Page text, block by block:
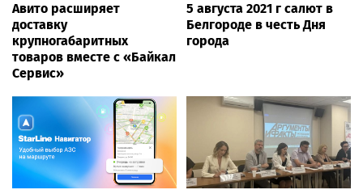
Авито расширяет
доставку
крупногабаритных
товаров вместе с «Байкал
Сервис»
5 августа 2021 г салют в
Белгороде в честь Дня
города